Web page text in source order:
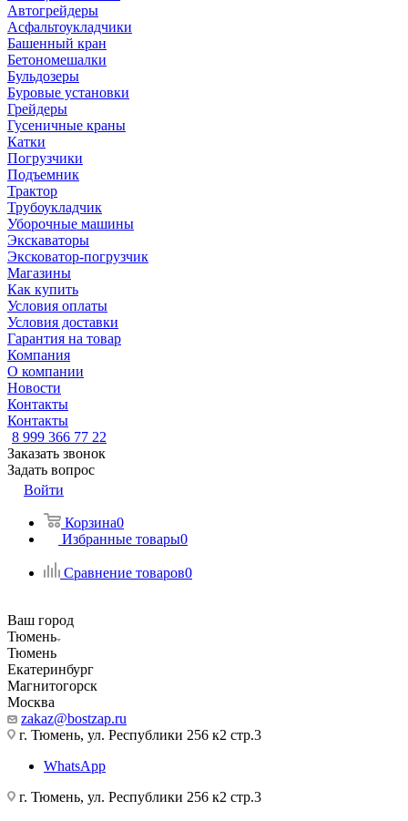
Автогрейдеры
Асфальтоукладчики
Башенный кран
Бетономешалки
Бульдозеры
Буровые установки
Грейдеры
Гусеничные краны
Катки
Погрузчики
Подъемник
Трактор
Трубоукладчик
Уборочные машины
Экскаваторы
Эксковатор-погрузчик
Магазины
Как купить
Условия оплаты
Условия доставки
Гарантия на товар
Компания
О компании
Новости
Контакты
Контакты
8 999 366 77 22
Заказать звонок
Задать вопрос
Войти
Корзина0
Избранные товары0
Сравнение товаров0
Ваш город
Тюмень
Тюмень
Екатеринбург
Магнитогорск
Москва
zakaz@bostzap.ru
г. Тюмень, ул. Республики 256 к2 стр.3
WhatsApp
г. Тюмень, ул. Республики 256 к2 стр.3